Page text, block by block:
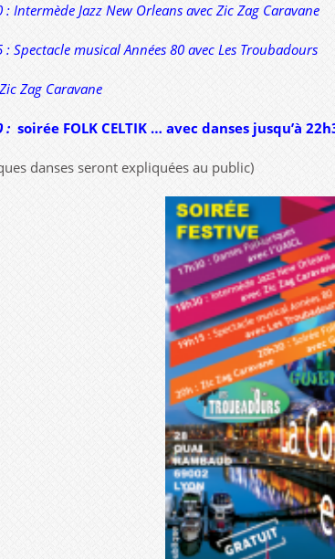
: Intermède Jazz New Orleans avec Zic Zag Caravane
: Spectacle musical Années 80 avec Les Troubadours
Zag Caravane
: soirée FOLK CELTIK … avec danses jusqu’à
danses seront expliquées au public)